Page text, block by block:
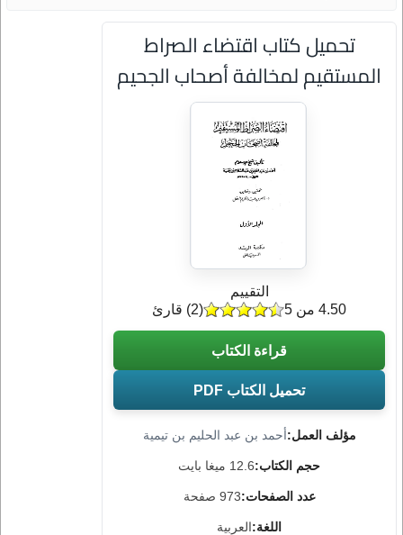
تحميل كتاب اقتضاء الصراط
المستقيم لمخالفة أصحاب الجحيم
مؤلف العمل:أحمد بن عبد الحليم بن تيمية
حجم الكتاب:12.6 ميغا بايت
عدد الصفحات:973 صفحة
اللغة:العربية
التقييم
(
2) قارئ 4.50 من 5
قراءة الكتاب
تحميل الكتاب PDF